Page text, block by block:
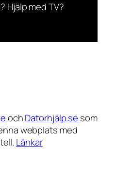
Hjälp med TV?
ochDatorhjälp.se som
webplats med
Länkar